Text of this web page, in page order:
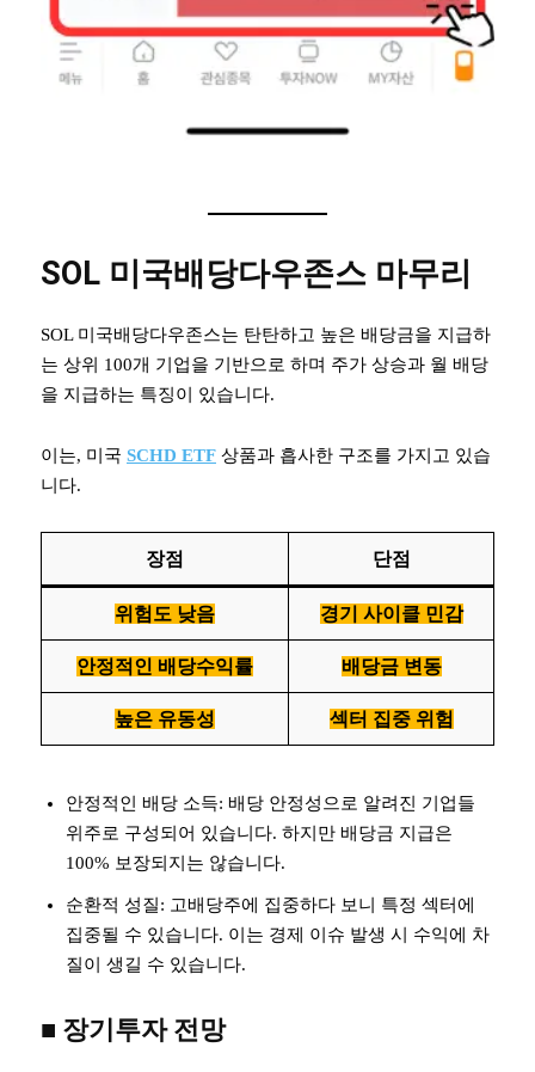
SOL 미국배당다우존스 마무리
SOL 미국배당다우존스는 탄탄하고 높은 배당금을 지급하
는 상위 100개 기업을 기반으로 하며 주가 상승과 월 배당
을 지급하는 특징이 있습니다.
이는, 미국 SCHD ETF 상품과 흡사한 구조를 가지고 있습
니다.
장점 단점
위험도 낮음 경기 사이클 민감
안정적인 배당수익률 배당금 변동
높은 유동성 섹터 집중 위험
안정적인 배당 소득: 배당 안정성으로 알려진 기업들
위주로 구성되어 있습니다. 하지만 배당금 지급은
100% 보장되지는 않습니다.
순환적 성질: 고배당주에 집중하다 보니 특정 섹터에
집중될 수 있습니다. 이는 경제 이슈 발생 시 수익에 차
질이 생길 수 있습니다.
■ 장기투자 전망